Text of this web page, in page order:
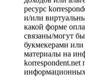
ресурс
и/или
какой форме
связаны/могут
букмекерами
материалы на
korrespondent.net